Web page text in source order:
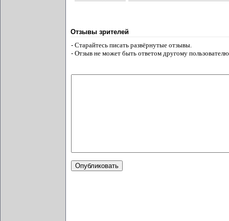
Отзывы зрителей
- Старайтесь писать развёрнутые отзывы.
- Отзыв не может быть ответом другому